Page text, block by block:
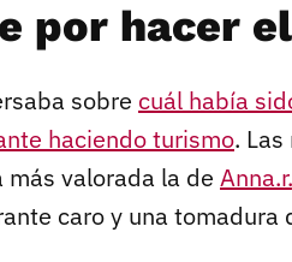
por hacer
sobre cuál había
haciendo turismo.
valorada la de
caro y una tomadura